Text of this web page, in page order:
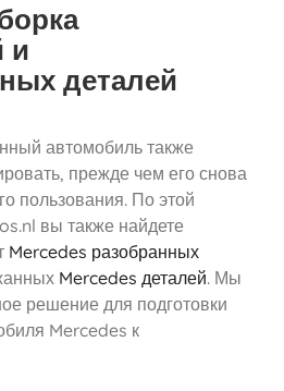
и
деталей
автомобиль также
прежде чем его снова
пользования. По этой
вы также найдете
Mercedes разобранных
Mercedes деталей. Мы
решение для подготовки
Mercedes к